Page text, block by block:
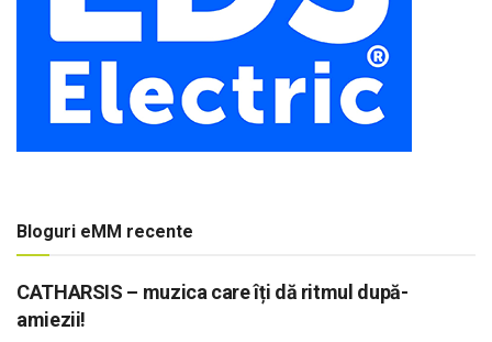
Bloguri eMM recente
CATHARSIS – muzica care îți dă ritmul după-
amiezii!